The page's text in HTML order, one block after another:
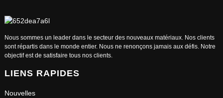
Nous sommes un leader dans le secteur des nouveaux matériaux. Nos clients
sont répartis dans le monde entier. Nous ne renonçons jamais aux défis. Notre
objectif est de satisfaire tous nos clients.
LIENS RAPIDES
Nouvelles